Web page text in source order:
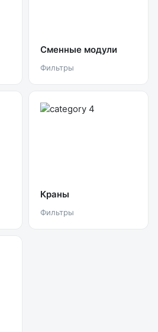
Сменные модули
Фильтры
Краны
Фильтры